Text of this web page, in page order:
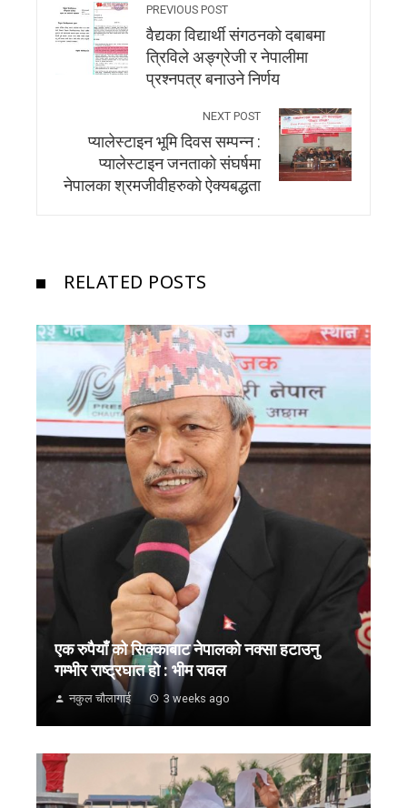
PREVIOUS POST
वैद्यका विद्यार्थी संगठनकाे दबाबमा
त्रिविले अङ्ग्रेजी र नेपालीमा
प्रश्नपत्र बनाउने निर्णय
NEXT POST
प्यालेस्टाइन भूमि दिवस सम्पन्न :
प्यालेस्टाइन जनताको संघर्षमा
नेपालका श्रमजीवीहरुको ऐक्यबद्धता
RELATED POSTS
एक रुपैयाँ को सिक्काबाट नेपालको नक्सा हटाउनु
गम्भीर राष्ट्रघात हो : भीम रावल
नकुल चौलागाई 3 weeks ago